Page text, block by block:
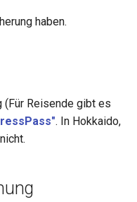
haben.
(Für Reisende gibt es
. In Hokkaido,